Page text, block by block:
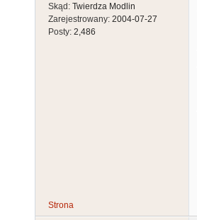
Skąd: Twierdza Modlin
Zarejestrowany: 2004-07-27
Posty: 2,486
Strona